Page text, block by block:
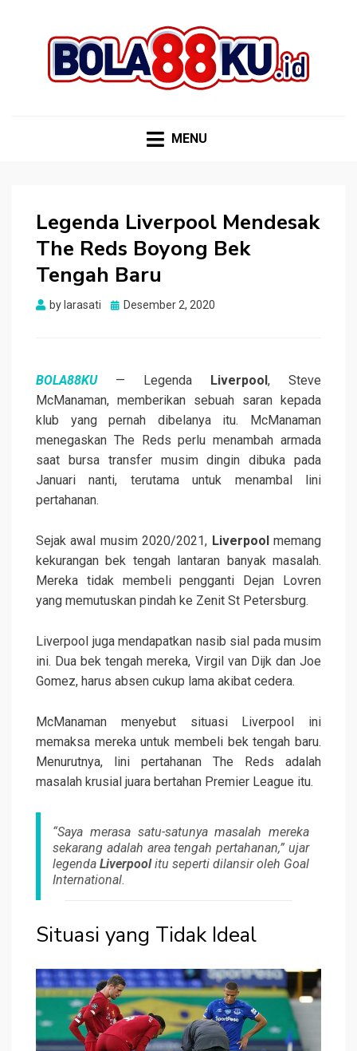
MENU
Legenda Liverpool Mendesak
The Reds Boyong Bek
Tengah Baru
by larasati
Posted
Desember 2, 2020
BOLA88KU— Legenda Liverpool , Steve
McManaman, memberikan sebuah saran kepada
klub yang pernah dibelanya itu. McManaman
menegaskan The Reds perlu menambah armada
saat bursa transfer musim dingin dibuka pada
Januari nanti, terutama untuk menambal lini
pertahanan.
Sejak awal musim 2020/2021, Liverpool memang
kekurangan bek tengah lantaran banyak masalah.
Mereka tidak membeli pengganti Dejan Lovren
yang memutuskan pindah ke Zenit St Petersburg.
Liverpool juga mendapatkan nasib sial pada musim
ini. Dua bek tengah mereka, Virgil van Dijk dan Joe
Gomez, harus absen cukup lama akibat cedera.
McManaman menyebut situasi Liverpool ini
memaksa mereka untuk membeli bek tengah baru.
Menurutnya, lini pertahanan The Reds adalah
masalah krusial juara bertahan Premier League itu.
“Saya merasa satu-satunya masalah mereka
sekarang adalah area tengah pertahanan,” ujar
legenda Liverpoolitu seperti dilansir oleh Goal
International.
Situasi yang Tidak Ideal